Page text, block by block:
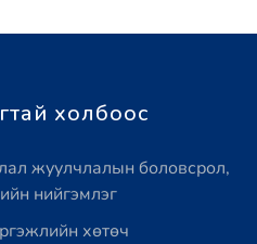
холбоос
жуулчлалын боловсрол,
нийгэмлэг
хөтөч